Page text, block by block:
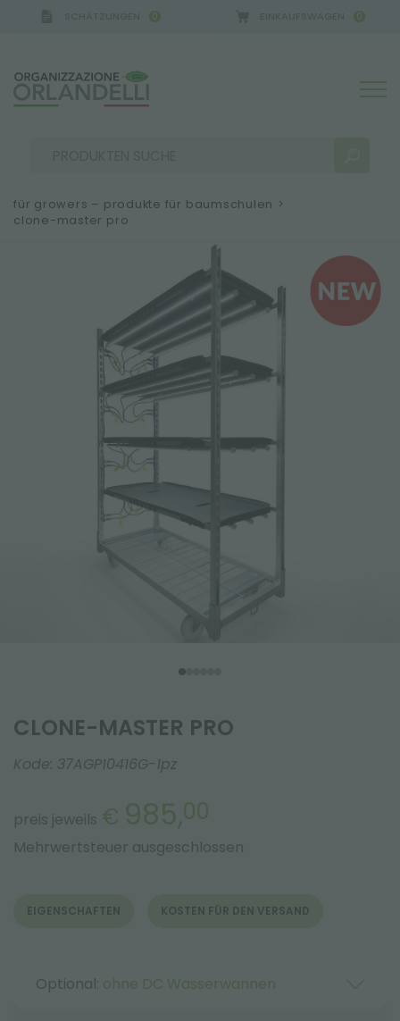
0 0
Sortieren nach:
MEHR ERGEBNISSE FÜR SIE:
für growers – produkte für baumschulen >
clone-master pro
CLONE-MASTER PRO
Kode: 37AGP10416G-1pz
preis jeweils € 985,00
Mehrwertsteuer ausgeschlossen
EIGENSCHAFTEN KOSTEN FÜR DEN VERSAND
Optional: ohne DC Wasserwannen